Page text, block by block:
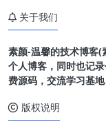
关于我们
素颜-温馨的技术博客
个人博客，同时也记
费源码，交流学习基
版权说明